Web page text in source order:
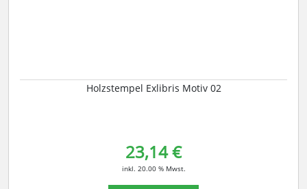
Holzstempel Exlibris Motiv 02
23,14 €
inkl. 20.00 % Mwst.